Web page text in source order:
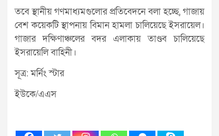
তবে স্থানীয় গণমাধ্যমগুলোর প্রতিবেদনে বলা হচ্ছে, গাজায়
বেশ কয়েকটি স্থাপনায় বিমান হামলা চালিয়েছে ইসরায়েল।
গাজার দক্ষিণাঞ্চলের বদর এলাকায় তাণ্ডব চালিয়েছে
ইসরায়েলি বাহিনী।
সূত্র: মর্নিং স্টার
ইউকে/এএস